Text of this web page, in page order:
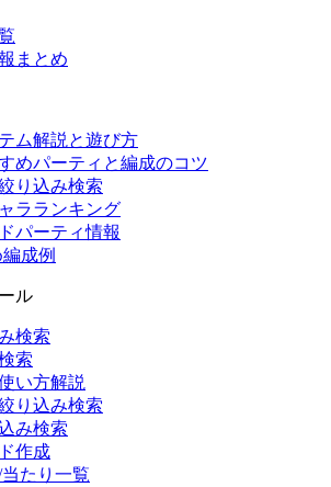
まとめ
ム解説と遊び方
めパーティと編成のコツ
り込み検索
ラランキング
パーティ情報
成例
ル
検索
索
い方解説
り込み検索
み検索
作成
たり一覧